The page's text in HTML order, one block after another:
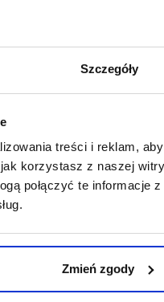
Szczegóły
treści i reklam,
korzystasz z naszej
połączyć te informacje
Zmień zgody